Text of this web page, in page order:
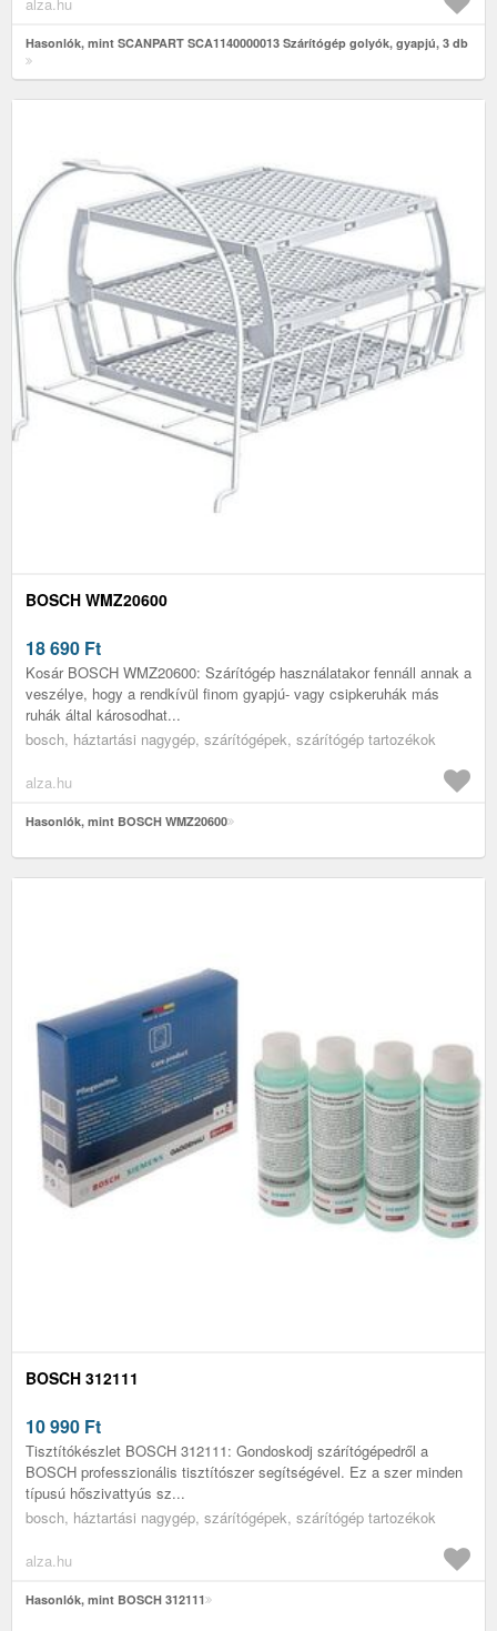
Hasonlók, mint SCANPART SCA1140000013 Szárítógép golyók, gyapjú, 3 db
BOSCH WMZ20600
18 690 Ft
Kosár BOSCH WMZ20600: Szárítógép használatakor fennáll annak a
veszélye, hogy a rendkívül finom gyapjú- vagy csipkeruhák más
ruhák által károsodhat...
bosch, háztartási nagygép, szárítógépek, szárítógép tartozékok
alza.hu
Hasonlók, mint BOSCH WMZ20600
BOSCH 312111
10 990 Ft
Tisztítókészlet BOSCH 312111: Gondoskodj szárítógépedről a
BOSCH professzionális tisztítószer segítségével. Ez a szer minden
típusú hőszivattyús sz...
bosch, háztartási nagygép, szárítógépek, szárítógép tartozékok
alza.hu
Hasonlók, mint BOSCH 312111